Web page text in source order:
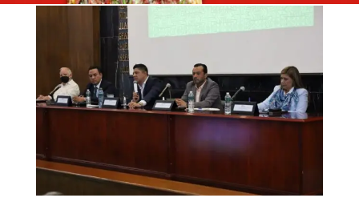
Noticias Estado
EXHORTA GOBERNADOR A GABINETE POTENCIAR
RESULTADOS A POTOSINOS
Noticias Estado